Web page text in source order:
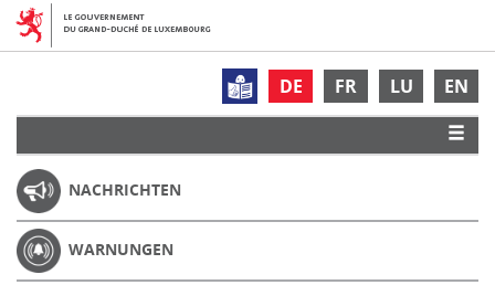
DE FR LU EN
NACHRICHTEN
WARNUNGEN